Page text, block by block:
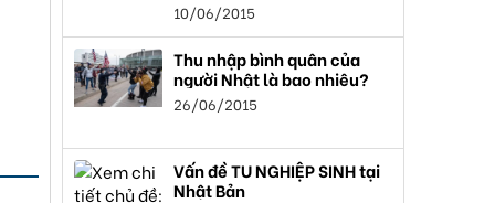
10/06/2015
Thu nhập bình quân của
người Nhật là bao nhiêu?
26/06/2015
Vấn đề TU NGHIỆP SINH tại
Nhật Bản